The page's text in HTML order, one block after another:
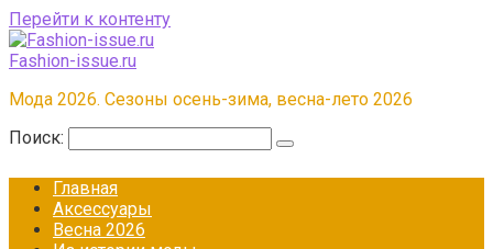
Перейти к контенту
Fashion-issue.ru
Мода 2026. Сезоны осень-зима, весна-лето 2026
Поиск:
Главная
Аксессуары
Весна 2026